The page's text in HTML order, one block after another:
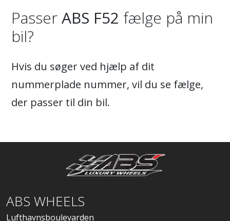
PasserABS F52 fælge på min
bil?
Hvis du søger ved hjælp af dit
nummerplade nummer, vil du se fælge,
der passer til din bil.
ABS WHEELS
Lufthavnsboulevarden